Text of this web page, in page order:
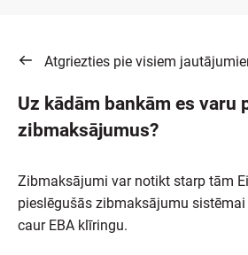
Atgriezties pie visiem
Uz kādām bankām es varu
zibmaksājumus?
Zibmaksājumi var notikt starp tām
pieslēgušās zibmaksājumu
caur EBA klīringu.